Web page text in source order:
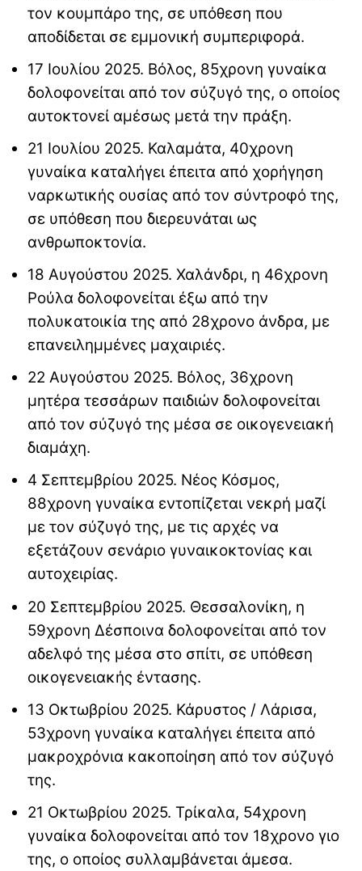
τον κουμπάρο της, σε υπόθεση που
αποδίδεται σε εμμονική συμπεριφορά.
17 Ιουλίου 2025. Βόλος, 85χρονη γυναίκα
δολοφονείται από τον σύζυγό της, ο οποίος
αυτοκτονεί αμέσως μετά την πράξη.
21 Ιουλίου 2025. Καλαμάτα, 40χρονη
γυναίκα καταλήγει έπειτα από χορήγηση
ναρκωτικής ουσίας από τον σύντροφό της,
σε υπόθεση που διερευνάται ως
ανθρωποκτονία.
18 Αυγούστου 2025. Χαλάνδρι, η 46χρονη
Ρούλα δολοφονείται έξω από την
πολυκατοικία της από 28χρονο άνδρα, με
επανειλημμένες μαχαιριές.
22 Αυγούστου 2025. Βόλος, 36χρονη
μητέρα τεσσάρων παιδιών δολοφονείται
από τον σύζυγό της μέσα σε οικογενειακή
διαμάχη.
4 Σεπτεμβρίου 2025. Νέος Κόσμος,
88χρονη γυναίκα εντοπίζεται νεκρή μαζί
με τον σύζυγό της, με τις αρχές να
εξετάζουν σενάριο γυναικοκτονίας και
αυτοχειρίας.
20 Σεπτεμβρίου 2025. Θεσσαλονίκη, η
59χρονη Δέσποινα δολοφονείται από τον
αδελφό της μέσα στο σπίτι, σε υπόθεση
οικογενειακής έντασης.
13 Οκτωβρίου 2025. Κάρυστος / Λάρισα,
53χρονη γυναίκα καταλήγει έπειτα από
μακροχρόνια κακοποίηση από τον σύζυγό
της.
21 Οκτωβρίου 2025. Τρίκαλα, 54χρονη
γυναίκα δολοφονείται από τον 18χρονο γιο
της, ο οποίος συλλαμβάνεται άμεσα.